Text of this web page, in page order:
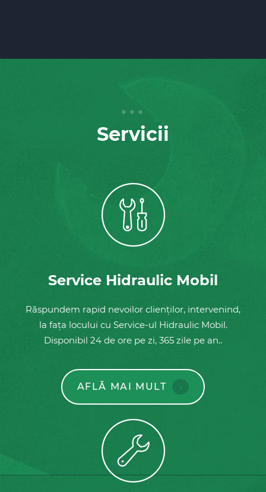
Servicii
Service Hidraulic Mobil
Răspundem rapid nevoilor clienților, intervenind,
la fața locului cu Service-ul Hidraulic Mobil.
Disponibil 24 de ore pe zi, 365 zile pe an..
AFLĂ MAI MULT